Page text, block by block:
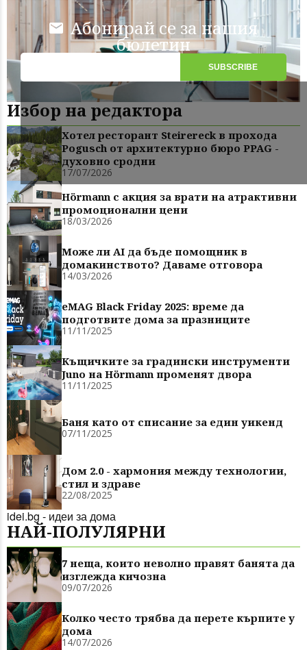
Абонирай се за нашия
бюлетин
Избор на редактора
Хотел ресторант Steirereck в прохода
Pogusch от архитектурно бюро PPAG -
духовно сродни
17/07/2026
Hörmann с акция за врати на атрактивни
промоционални цени
18/03/2026
Може ли AI да бъде помощник в
домакинството? Даваме отговора
14/03/2026
eMAG Black Friday 2025: време да
подготвите дома за празниците
11/11/2025
Къщичките за градински инструменти
Juno на Hörmann променят двора
11/11/2025
Баня като от списание за един уикенд
07/11/2025
Дом 2.0 - хармония между технологии,
стил и здраве
22/08/2025
idei.bg - идеи за дома
НАЙ-ПОЛУЛЯРНИ
7 неща, които неволно правят банята да
изглежда кичозна
09/07/2026
Колко често трябва да перете кърпите у
дома
14/07/2026